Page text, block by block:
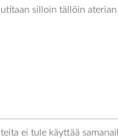
silloin tällöin
ei tule käyttää